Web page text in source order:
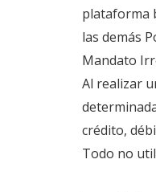
plataforma
las demás
Mandato
Al realizar
crédito,
Todo no